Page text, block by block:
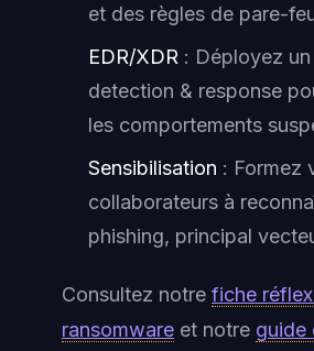
et des règles de pare-
EDR/XDR : Déployez
detection & response
les comportements
Sensibilisation : Formez
collaborateurs à
phishing, principal
Consultez notre fiche
ransomware et notre guide